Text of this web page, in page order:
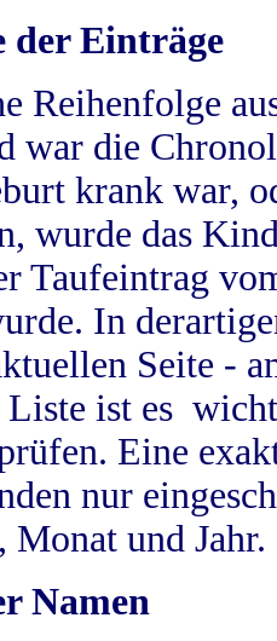
der Einträge
Reihenfolge
war die
krank war,
wurde das
Taufeintrag
In
Seite -
Liste ist es
Eine
nur
Monat und Jahr.
Namen